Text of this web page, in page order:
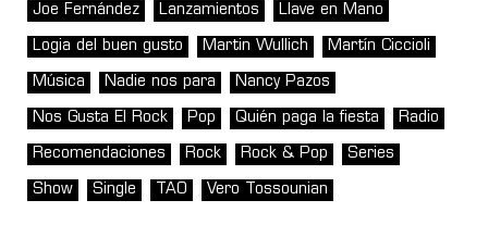
Joe Fernández Lanzamientos Llave en Mano
Logia del buen gusto Martin Wullich Martín Ciccioli
Música Nadie nos para Nancy Pazos
Nos Gusta El Rock Pop Quién paga la fiesta Radio
Recomendaciones Rock Rock & Pop Series
Show Single TAO Vero Tossounian